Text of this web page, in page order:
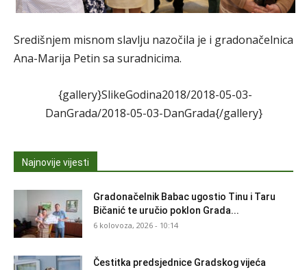
Središnjem misnom slavlju nazočila je i gradonačelnica
Ana-Marija Petin sa suradnicima.
{gallery}SlikeGodina2018/2018-05-03-
DanGrada/2018-05-03-DanGrada{/gallery}
Najnovije vijesti
Gradonačelnik Babac ugostio Tinu i Taru
Bičanić te uručio poklon Grada...
6 kolovoza, 2026 - 10:14
Čestitka predsjednice Gradskog vijeća